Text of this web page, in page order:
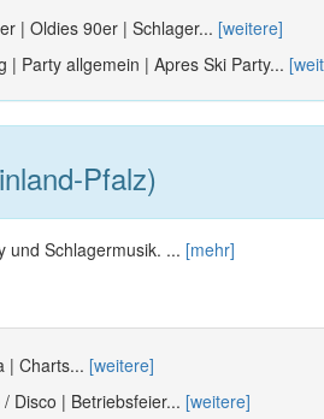
| Oldies 90er | Schlager... [weitere]
| Party allgemein | Apres Ski Party...
Pfalz)
und Schlagermusik. ... [mehr]
| Charts... [weitere]
Disco | Betriebsfeier... [weitere]